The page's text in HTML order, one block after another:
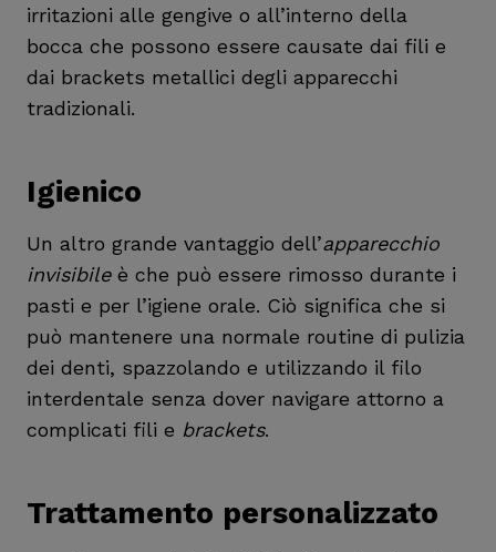
irritazioni alle gengive o all’interno della
bocca che possono essere causate dai fili e
dai brackets metallici degli apparecchi
tradizionali.
Igienico
Un altro grande vantaggio dell’apparecchio
invisibileè che può essere rimosso durante i
pasti e per l’igiene orale. Ciò significa che si
può mantenere una normale routine di pulizia
dei denti, spazzolando e utilizzando il filo
interdentale senza dover navigare attorno a
complicati fili e brackets.
Trattamento personalizzato